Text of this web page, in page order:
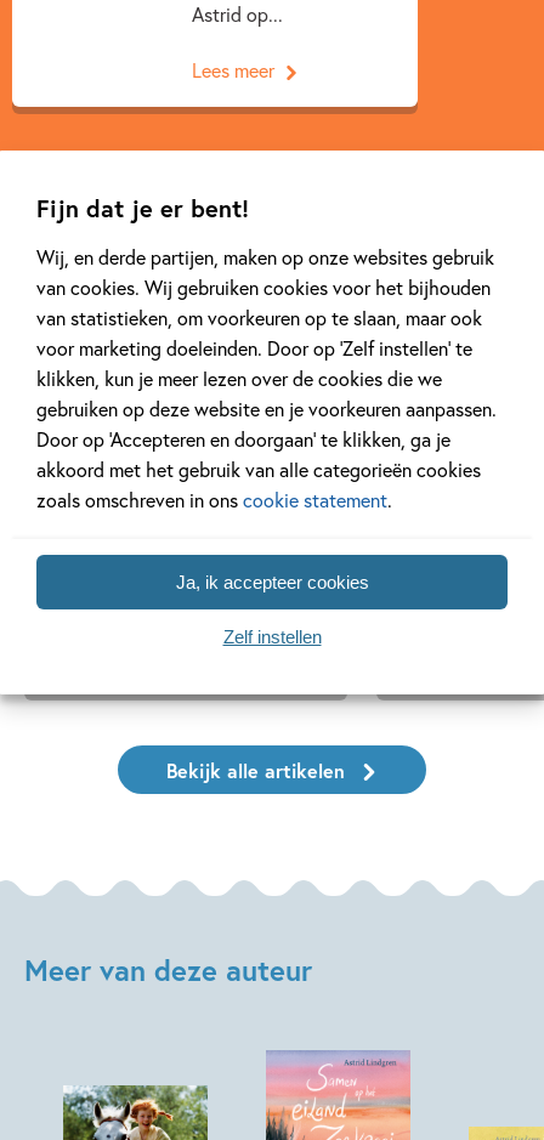
Fijn dat je er bent!
Wij, en derde partijen, maken op onze websites gebruik
van cookies. Wij gebruiken cookies voor het bijhouden
van statistieken, om voorkeuren op te slaan, maar ook
voor marketing doeleinden. Door op ‘Zelf instellen’ te
klikken, kun je meer lezen over de cookies die we
gebruiken op deze website en je voorkeuren aanpassen.
Door op ‘Accepteren en doorgaan’ te klikken, ga je
akkoord met het gebruik van alle categorieën cookies
zoals omschreven in onscookie statement.
Ja, ik accepteer cookies
Zelf instellen
Astrid op...
Lees meer
Gerelateerde artikelen
11 JANUARI 2026
‘Marvel Superhelden’
Kinderpanel Kinderpanel
Bekijk alle artikelen
Meer van deze auteur